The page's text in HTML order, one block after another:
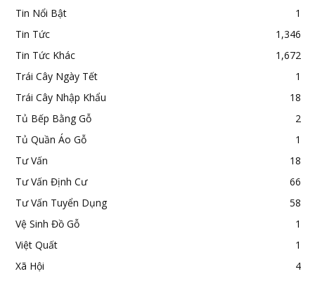
Tin Nổi Bật
1
Tin Tức
1,346
Tin Tức Khác
1,672
Trái Cây Ngày Tết
1
Trái Cây Nhập Khẩu
18
Tủ Bếp Bằng Gỗ
2
Tủ Quần Áo Gỗ
1
Tư Vấn
18
Tư Vấn Định Cư
66
Tư Vấn Tuyển Dụng
58
Vệ Sinh Đồ Gỗ
1
Việt Quất
1
Xã Hội
4